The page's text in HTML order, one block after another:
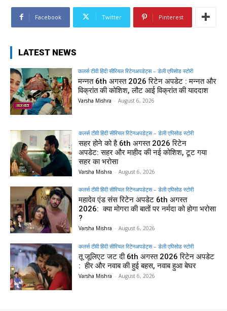
Facebook Twitter Pinterest
LATEST NEWS
कलर्स टीवी हिंदी सीरियल रिटेनअपडेट्स – डेली एपिसोड स्टोरी
मन्नत 6th अगस्त 2026 रिटेन अपडेट : मन्नत और
विक्रांत की कोशिश, लौट आई विक्रांत की याददाश
Varsha Mishra - August 6, 2026
कलर्स टीवी हिंदी सीरियल रिटेनअपडेट्स – डेली एपिसोड स्टोरी
सहर होने को है 6th अगस्त 2026 रिटेन
अपडेट: सहर और माहीद की नई कोशिश, टूट गया
सहर का भरोसा
Varsha Mishra - August 6, 2026
कलर्स टीवी हिंदी सीरियल रिटेनअपडेट्स – डेली एपिसोड स्टोरी
महादेव एंड संस रिटेन अपडेट 6th अगस्त
2026: क्या मोगरा की बातों पर नर्मदा को होगा भरोसा
?
Varsha Mishra - August 6, 2026
कलर्स टीवी हिंदी सीरियल रिटेनअपडेट्स – डेली एपिसोड स्टोरी
तू जूलिएट जट दी 6th अगस्त 2026 रिटेन अपडेट
: हीर और नवाब की हुई बहस, नवाब हुआ बेघर
Varsha Mishra - August 6, 2026